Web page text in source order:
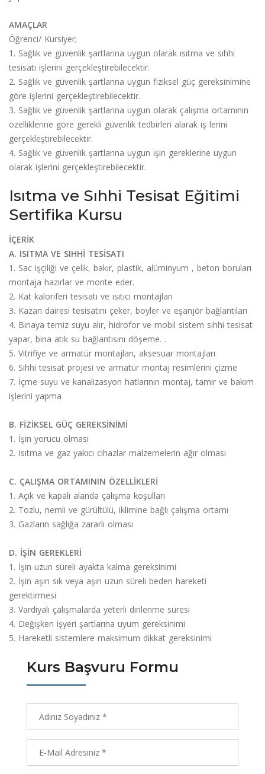
AMAÇLAR
Öğrenci/ Kursiyer;
1. Sağlık ve güvenlik şartlarına uygun olarak ısıtma ve sıhhi
tesisatı işlerini gerçekleştirebilecektir.
2. Sağlık ve güvenlik şartlarına uygun fiziksel güç gereksinimine
göre işlerini gerçekleştirebilecektir.
3. Sağlık ve güvenlik şartlarına uygun olarak çalışma ortamının
özelliklerine göre gerekli güvenlik tedbirleri alarak iş lerini
gerçekleştirebilecektir.
4. Sağlık ve güvenlik şartlarına uygun işin gereklerine uygun
olarak işlerini gerçekleştirebilecektir.
Isıtma ve Sıhhi Tesisat Eğitimi
Sertifika Kursu
İÇERİK
A. ISITMA VE SIHHİ TESİSATI
1. Sac işçiliği ve çelik, bakır, plastik, alüminyum , beton boruları
montaja hazırlar ve monte eder.
2. Kat kaloriferi tesisatı ve ısıtıcı montajları
3. Kazan dairesi tesisatını çeker, boyler ve eşanjör bağlantıları
4. Binaya temiz suyu alır, hidrofor ve mobil sistem sıhhi tesisat
yapar, bina atık su bağlantısını döşeme. .
5. Vitrifiye ve armatür montajları, aksesuar montajları
6. Sıhhi tesisat projesi ve armatür montaj resimlerini çizme
7. İçme suyu ve kanalizasyon hatlarının montaj, tamir ve bakım
işlerini yapma
B. FİZİKSEL GÜÇ GEREKSİNİMİ
1. İşin yorucu olması
2. Isıtma ve gaz yakıcı cihazlar malzemelerin ağır olması
C. ÇALIŞMA ORTAMININ ÖZELLİKLERİ
1. Açık ve kapalı alanda çalışma koşulları
2. Tozlu, nemli ve gürültülü, iklimine bağlı çalışma ortamı
3. Gazların sağlığa zararlı olması
D. İŞİN GEREKLERİ
1. İşin uzun süreli ayakta kalma gereksinimi
2. İşin aşırı sık veya aşırı uzun süreli beden hareketi
gerektirmesi
3. Vardiyalı çalışmalarda yeterli dinlenme süresi
4. Değişken işyeri şartlarına uyum gereksinimi
5. Hareketli sistemlere maksimum dikkat gereksinimi
Kurs Başvuru Formu